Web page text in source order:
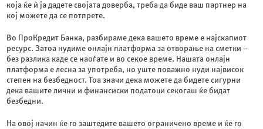
која ќе ѝ ја дадете својата доверба, треба да биде ваш партнер на
кој можете да се потпрете.
Во ПроКредит Банка, разбираме дека вашето време е најскапиот
ресурс. Затоа нудиме онлајн платформа за отворање на сметки –
без разлика каде се наоѓате и во секое време. Нашата онлајн
платформа е лесна за употреба, но уште поважно нуди највисок
степен на безбедност. Тоа значи дека можете да бидете сигурни
дека вашите лични и финансиски податоци секогаш ќе бидат
безбедни.
На овој начин ќе го заштедите вашето ограничено време и ќе го